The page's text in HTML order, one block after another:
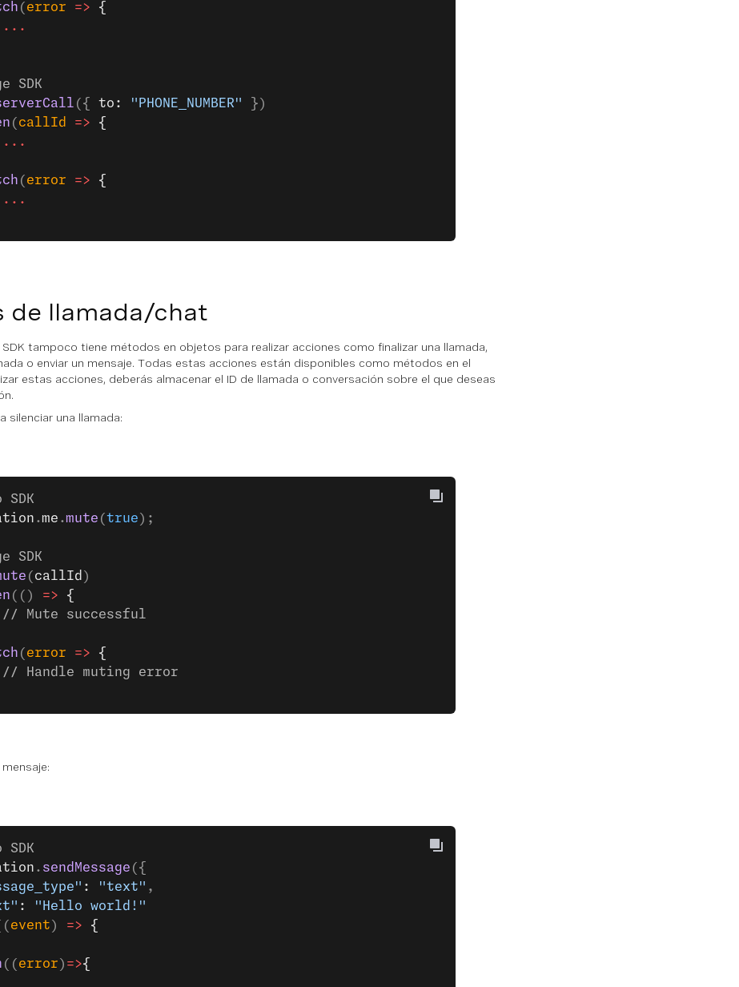
( error => {
SDK
({ to: "PHONE_NUMBER"
})
( callId => {
( error => {
de llamada/chat
SDK tampoco tiene métodos en objetos para realizar acciones como finalizar una llamada,
o enviar un mensaje. Todas estas acciones están disponibles como métodos en el
estas acciones, deberás almacenar el ID de llamada o conversación sobre el que deseas
silenciar una llamada:
SDK
.me .mute (true );
SDK
( callId )
(() => {
Mute successful
( error => {
Handle muting error
SDK
. sendMessage ({
: "text" ,
:
"Hello world!"
event ) => {
(( error ) =>{